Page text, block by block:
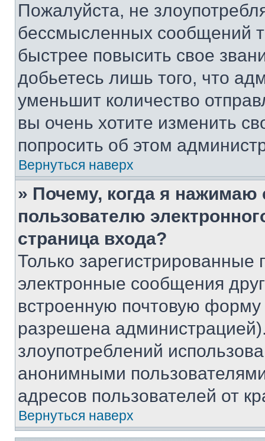
Пожалуйста, не
бессмысленных сообщений
быстрее повысить свое
добьетесь лишь того, что
уменьшит количество
вы очень хотите изменить
попросить об этом
Вернуться наверх
» Почему, когда я нажимаю
пользователю
страница входа?
Только зарегистрированные
электронные сообщения
встроенную почтовую
разрешена
злоупотреблений
анонимными
адресов пользователей от
Вернуться наверх